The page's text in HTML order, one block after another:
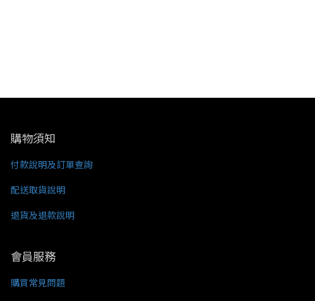
購物須知
付款說明及訂單查詢
配送取貨說明
退貨及退款說明
會員服務
購買常見問題